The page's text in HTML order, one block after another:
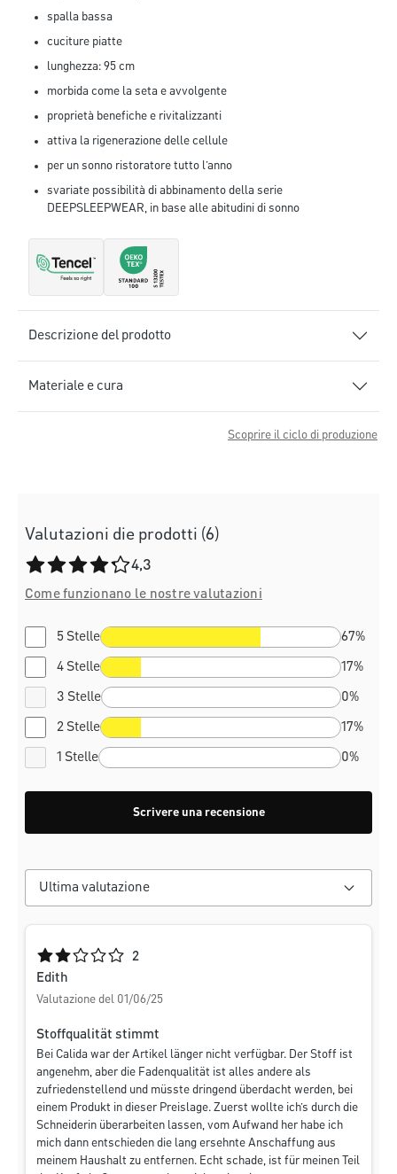
spalla bassa
cuciture piatte
lunghezza: 95 cm
morbida come la seta e avvolgente
proprietà benefiche e rivitalizzanti
attiva la rigenerazione delle cellule
per un sonno ristoratore tutto l’anno
svariate possibilità di abbinamento della serie
DEEPSLEEPWEAR, in base alle abitudini di sonno
Descrizione del prodotto
Materiale e cura
Scoprire il ciclo di produzione
Valutazioni die prodotti (6)
Valutazione media di 4.3 su 5 stelle
4,3
Come funzionano le nostre valutazioni
5 Stelle 67%
4 Stelle 17%
3 Stelle 0%
2 Stelle 17%
1 Stelle 0%
Scrivere una recensione
Valutazione media di 2 su 5 stelle
2
Edith
Valutazione del 01/06/25
Stoffqualität stimmt
Bei Calida war der Artikel länger nicht verfügbar. Der Stoff ist
angenehm, aber die Fadenqualität ist alles andere als
zufriedenstellend und müsste dringend überdacht werden, bei
einem Produkt in dieser Preislage. Zuerst wollte ich’s durch die
Schneiderin überarbeiten lassen, vom Aufwand her habe ich
mich dann entschieden die lang ersehnte Anschaffung aus
meinem Haushalt zu entfernen. Echt schade, ist für meinen Teil